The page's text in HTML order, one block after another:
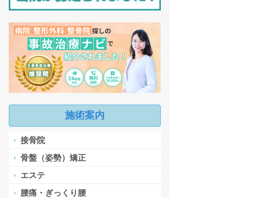
施術案内
接骨院
骨盤（姿勢）矯正
エステ
腰痛・ぎっくり腰